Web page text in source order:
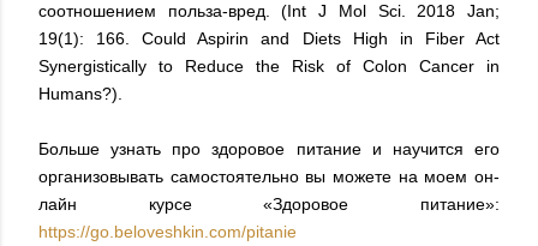
соотношением польза-вред. (Int J Mol Sci. 2018 Jan;
19(1): 166. Could Aspirin and Diets High in Fiber Act
Synergistically to Reduce the Risk of Colon Cancer in
Humans?).
Больше узнать про здоровое питание и научится его
организовывать самостоятельно вы можете на моем он-
лайн курсе «Здоровое питание»:
https://go.beloveshkin.com/pitanie